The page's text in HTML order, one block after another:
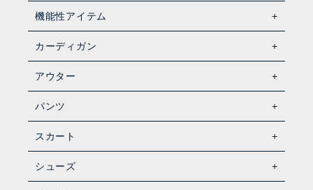
機能性アイテム
カーディガン
アウター
パンツ
スカート
シューズ